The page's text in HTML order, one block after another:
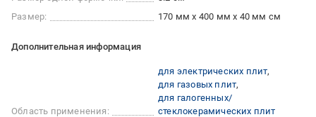
Размер:
170 мм х 400 мм х 40 мм см
Дополнительная информация
Область применения:
для электрических плит
для газовых плит
для галогенных/
стеклокерамических плит